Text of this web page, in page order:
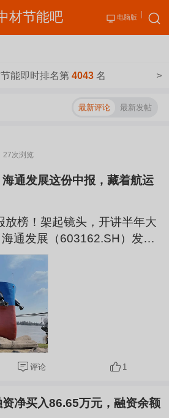
材节能吧 电脑版
能即时排名第 4043 名 >
最新评论 最新发帖
27次浏览
通发展这份中报，藏着航运
榜！架起镜头，开讲半年大
通发展（603162.SH）发布2
业绩直接炸场——上半年营收3
92.78%；归母净利润5.23亿
。 这不是小幅回暖，而是业
看，一季度净利润2.1亿元，
3.13亿元，环比增长48%。利
海通发展的...
评论 1